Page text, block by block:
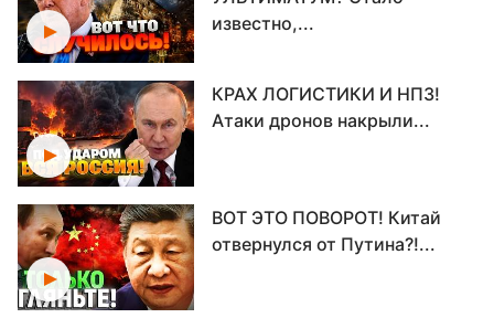
известно,...
КРАХ ЛОГИСТИКИ И НПЗ!
Атаки дронов накрыли...
ВОТ ЭТО ПОВОРОТ! Китай
отвернулся от Путина?!...